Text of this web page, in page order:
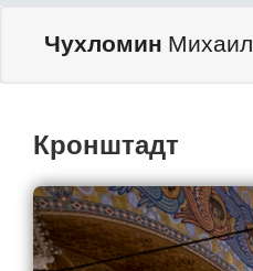
Чухломин Михаил
Кронштадт